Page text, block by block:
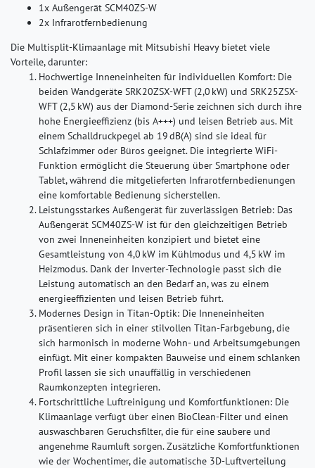
1x Außengerät SCM40ZS-W
2x Infrarotfernbedienung
Die Multisplit-Klimaanlage mit Mitsubishi Heavy bietet viele
Vorteile, darunter:
Hochwertige Inneneinheiten für individuellen Komfort: Die
beiden Wandgeräte SRK20ZSX-WFT (2,0 kW) und SRK25ZSX-
WFT (2,5 kW) aus der Diamond-Serie zeichnen sich durch ihre
hohe Energieeffizienz (bis A+++) und leisen Betrieb aus. Mit
einem Schalldruckpegel ab 19 dB(A) sind sie ideal für
Schlafzimmer oder Büros geeignet. Die integrierte WiFi-
Funktion ermöglicht die Steuerung über Smartphone oder
Tablet, während die mitgelieferten Infrarotfernbedienungen
eine komfortable Bedienung sicherstellen.
Leistungsstarkes Außengerät für zuverlässigen Betrieb: Das
Außengerät SCM40ZS-W ist für den gleichzeitigen Betrieb
von zwei Inneneinheiten konzipiert und bietet eine
Gesamtleistung von 4,0 kW im Kühlmodus und 4,5 kW im
Heizmodus. Dank der Inverter-Technologie passt sich die
Leistung automatisch an den Bedarf an, was zu einem
energieeffizienten und leisen Betrieb führt.
Modernes Design in Titan-Optik: Die Inneneinheiten
präsentieren sich in einer stilvollen Titan-Farbgebung, die
sich harmonisch in moderne Wohn- und Arbeitsumgebungen
einfügt. Mit einer kompakten Bauweise und einem schlanken
Profil lassen sie sich unauffällig in verschiedenen
Raumkonzepten integrieren.
Fortschrittliche Luftreinigung und Komfortfunktionen: Die
Klimaanlage verfügt über einen BioClean-Filter und einen
auswaschbaren Geruchsfilter, die für eine saubere und
angenehme Raumluft sorgen. Zusätzliche Komfortfunktionen
wie der Wochentimer, die automatische 3D-Luftverteilung